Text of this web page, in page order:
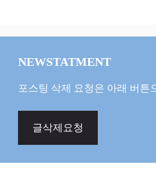
NEWSTATMENT
포스팅 삭제 요청은 아래 버튼
글삭제요청